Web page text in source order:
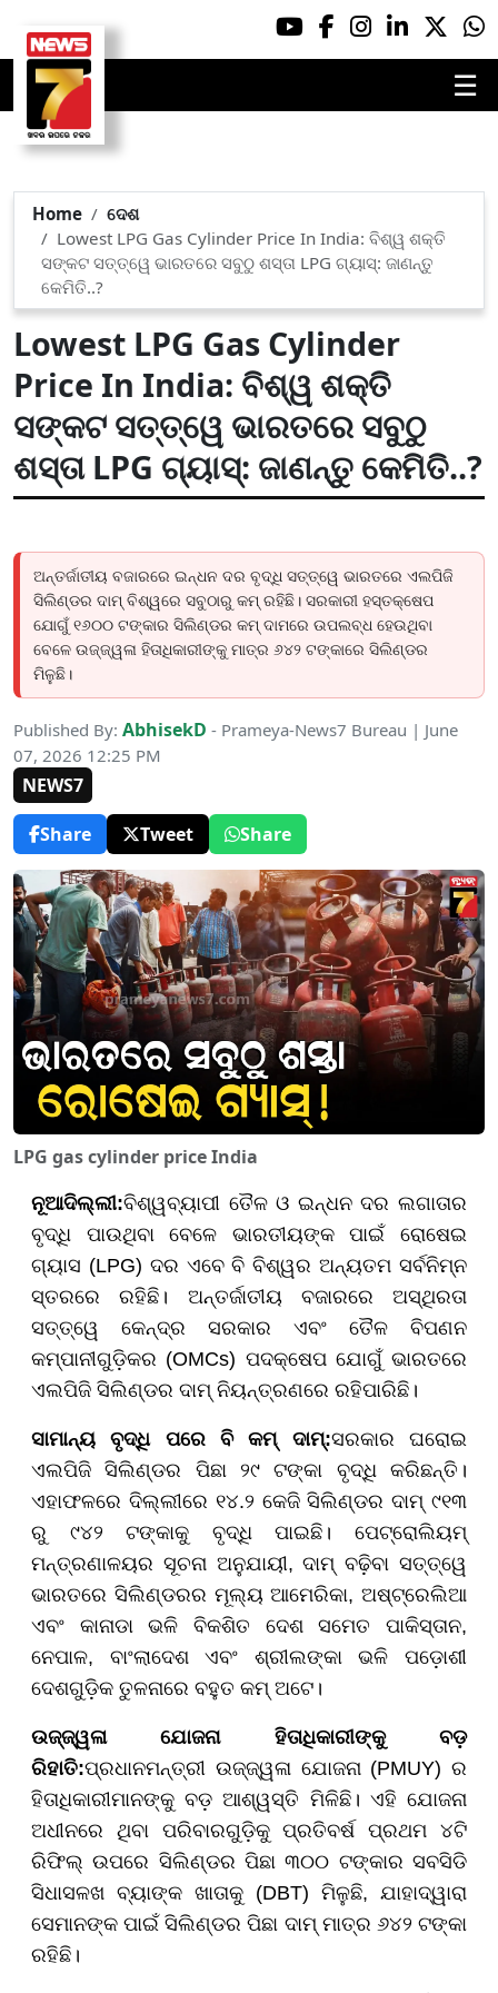
☰
Home
ଦେଶ
Lowest LPG Gas Cylinder Price In India: ବିଶ୍ୱ ଶକ୍ତି
ସଙ୍କଟ ସତ୍ତ୍ୱେ ଭାରତରେ ସବୁଠୁ ଶସ୍ତା LPG ଗ୍ୟାସ୍: ଜାଣନ୍ତୁ
କେମିତି..?
Lowest LPG Gas Cylinder
Price In India: ବିଶ୍ୱ ଶକ୍ତି
ସଙ୍କଟ ସତ୍ତ୍ୱେ ଭାରତରେ ସବୁଠୁ
ଶସ୍ତା LPG ଗ୍ୟାସ୍: ଜାଣନ୍ତୁ କେମିତି..?
ଅନ୍ତର୍ଜାତୀୟ ବଜାରରେ ଇନ୍ଧନ ଦର ବୃଦ୍ଧି ସତ୍ତ୍ୱେ ଭାରତରେ ଏଲପିଜି
ସିଲିଣ୍ଡର ଦାମ୍ ବିଶ୍ୱରେ ସବୁଠାରୁ କମ୍ ରହିଛି। ସରକାରୀ ହସ୍ତକ୍ଷେପ
ଯୋଗୁଁ ୧୬୦୦ ଟଙ୍କାର ସିଲିଣ୍ଡର କମ୍ ଦାମରେ ଉପଲବ୍ଧ ହେଉଥିବା
ବେଳେ ଉଜ୍ଜ୍ୱଳା ହିତାଧିକାରୀଙ୍କୁ ମାତ୍ର ୬୪୨ ଟଙ୍କାରେ ସିଲିଣ୍ଡର
ମିଳୁଛି।
Published By: AbhisekD - Prameya-News7 Bureau | June
07, 2026 12:25 PM
NEWS7
Share
Tweet Share
LPG gas cylinder price India
ନୂଆଦିଲ୍ଲୀ:ବିଶ୍ୱବ୍ୟାପୀ ତୈଳ ଓ ଇନ୍ଧନ ଦର ଲଗାତାର
ବୃଦ୍ଧି ପାଉଥିବା ବେଳେ ଭାରତୀୟଙ୍କ ପାଇଁ ରୋଷେଇ
ଗ୍ୟାସ (LPG) ଦର ଏବେ ବି ବିଶ୍ୱର ଅନ୍ୟତମ ସର୍ବନିମ୍ନ
ସ୍ତରରେ ରହିଛି। ଅନ୍ତର୍ଜାତୀୟ ବଜାରରେ ଅସ୍ଥିରତା
ସତ୍ତ୍ୱେ କେନ୍ଦ୍ର ସରକାର ଏବଂ ତୈଳ ବିପଣନ
କମ୍ପାନୀଗୁଡ଼ିକର (OMCs) ପଦକ୍ଷେପ ଯୋଗୁଁ ଭାରତରେ
ଏଲପିଜି ସିଲିଣ୍ଡର ଦାମ୍ ନିୟନ୍ତ୍ରଣରେ ରହିପାରିଛି।
ସାମାନ୍ୟ ବୃଦ୍ଧି ପରେ ବି କମ୍ ଦାମ୍:ସରକାର ଘରୋଇ
ଏଲପିଜି ସିଲିଣ୍ଡର ପିଛା ୨୯ ଟଙ୍କା ବୃଦ୍ଧି କରିଛନ୍ତି।
ଏହାଫଳରେ ଦିଲ୍ଲୀରେ ୧୪.୨ କେଜି ସିଲିଣ୍ଡର ଦାମ୍ ୯୧୩
ରୁ ୯୪୨ ଟଙ୍କାକୁ ବୃଦ୍ଧି ପାଇଛି। ପେଟ୍ରୋଲିୟମ୍
ମନ୍ତ୍ରଣାଳୟର ସୂଚନା ଅନୁଯାୟୀ, ଦାମ୍ ବଢ଼ିବା ସତ୍ତ୍ୱେ
ଭାରତରେ ସିଲିଣ୍ଡରର ମୂଲ୍ୟ ଆମେରିକା, ଅଷ୍ଟ୍ରେଲିଆ
ଏବଂ କାନାଡା ଭଳି ବିକଶିତ ଦେଶ ସମେତ ପାକିସ୍ତାନ,
ନେପାଳ, ବାଂଲାଦେଶ ଏବଂ ଶ୍ରୀଲଙ୍କା ଭଳି ପଡ଼ୋଶୀ
ଦେଶଗୁଡ଼ିକ ତୁଳନାରେ ବହୁତ କମ୍ ଅଟେ।
ଉଜ୍ଜ୍ୱଳା ଯୋଜନା ହିତାଧିକାରୀଙ୍କୁ ବଡ଼
ରିହାତି:ପ୍ରଧାନମନ୍ତ୍ରୀ ଉଜ୍ଜ୍ୱଳା ଯୋଜନା (PMUY) ର
ହିତାଧିକାରୀମାନଙ୍କୁ ବଡ଼ ଆଶ୍ୱସ୍ତି ମିଳିଛି। ଏହି ଯୋଜନା
ଅଧୀନରେ ଥିବା ପରିବାରଗୁଡ଼ିକୁ ପ୍ରତିବର୍ଷ ପ୍ରଥମ ୪ଟି
ରିଫିଲ୍ ଉପରେ ସିଲିଣ୍ଡର ପିଛା ୩୦୦ ଟଙ୍କାର ସବସିଡି
ସିଧାସଳଖ ବ୍ୟାଙ୍କ ଖାତାକୁ (DBT) ମିଳୁଛି, ଯାହାଦ୍ୱାରା
ସେମାନଙ୍କ ପାଇଁ ସିଲିଣ୍ଡର ପିଛା ଦାମ୍ ମାତ୍ର ୬୪୨ ଟଙ୍କା
ରହିଛି।